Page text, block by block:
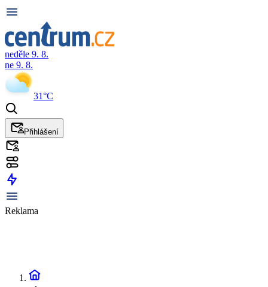
neděle 9. 8.
ne 9. 8.
31°C
Přihlášení
Reklama